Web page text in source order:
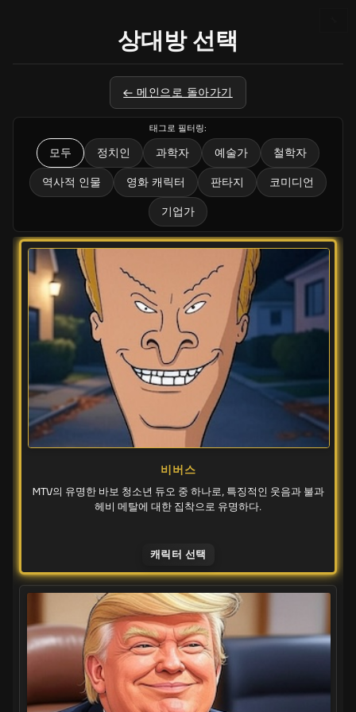
상대방 선택
← 메인으로 돌아가기
태그로 필터링:
모두 정치인 과학자 예술가 철학자
역사적 인물 영화 캐릭터 판타지 코미디언
기업가
비버스
MTV의 유명한 바보 청소년 듀오 중 하나로, 특징적인 웃음과 불과
헤비 메탈에 대한 집착으로 유명하다.
캐릭터 선택